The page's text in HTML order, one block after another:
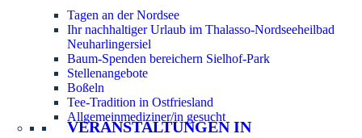
Tagen an der Nordsee
Ihr nachhaltiger Urlaub im Thalasso-Nordseeheilbad
Neuharlingersiel
Baum-Spenden bereichern Sielhof-Park
Stellenangebote
Boßeln
Tee-Tradition in Ostfriesland
Allgemeinmediziner/in gesucht
VERANSTALTUNGEN IN